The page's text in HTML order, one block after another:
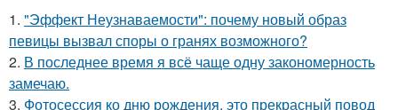
1. "Эффект Неузнаваемости": почему новый образ
певицы вызвал споры о гранях возможного?
2. В последнее время я всё чаще одну закономерность
замечаю.
3. Фотосессия ко дню рождения, это прекрасный повод